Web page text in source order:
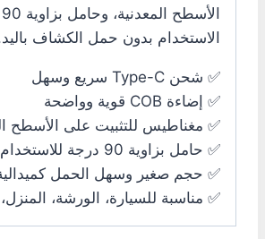
الاستخدام بدون حمل الكشاف
✅ شحن Type-C سريع وسهل
✅ إضاءة COB قوية وواضحة
✅ مغناطيس للتثبيت على الأسطح
✅ حامل بزاوية 90 درجة للاستخدام العملي
✅ حجم صغير وسهل الحمل
✅ مناسبة للسيارة، الورشة،